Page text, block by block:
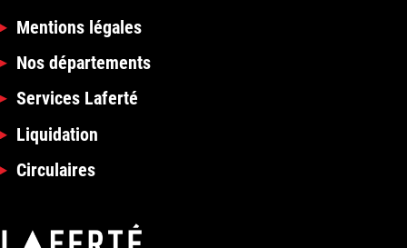
Mentions légales
Nos départements
Services Laferté
Liquidation
Circulaires